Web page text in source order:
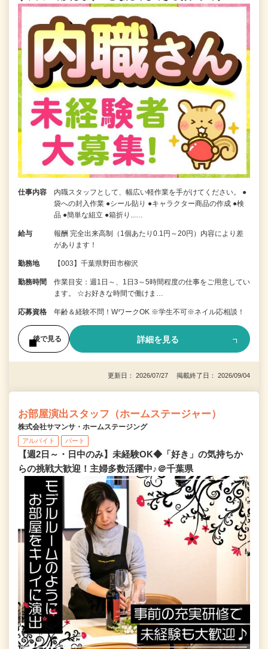
仕事内容
内職スタッフとして、幅広い軽作業を手がけてください。 ●
袋への封入作業 ●シール貼り ●キャラクター商品の作成 ●検
品 ●簡単な組立 ●箱折り...…
給与
報酬 完全出来高制（1個あたり0.1円～20円）内容により差
があります！
勤務地 【003】千葉県野田市柳沢
勤務時間
作業目安：週1日～、1日3～5時間程度の仕事をご用意してい
ます。 ☆お好きな時間で働けま…
応募資格 年齢＆経験不問！WワークOK ※学生不可※ネイル応相談！
後で見る 詳細を見る
更新日： 2026/07/27 掲載終了日： 2026/09/04
お部屋演出スタッフ（ホームステージャー）
株式会社サマンサ・ホームステージング
アルバイト パート
【週2日～・日中のみ】未経験OK◆「好き」の気持ちか
らの挑戦大歓迎！主婦多数活躍中♪＠千葉県